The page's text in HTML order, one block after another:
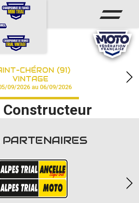
CHÉRON (91)
VINTAGE
09/2026 au 06/09/2026
Constructeur
PARTENAIRES